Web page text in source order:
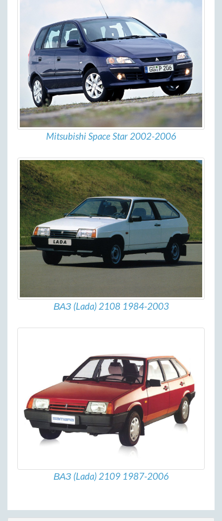
Mitsubishi Space Star 2002-2006
ВАЗ (Lada) 2108 1984-2003
ВАЗ (Lada) 2109 1987-2006